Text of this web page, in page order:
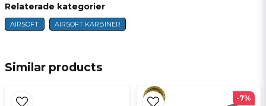
name
Name
Similar products
-7%
Relaterade kategorier
AIRSOFT AIRSOFT KARBINER